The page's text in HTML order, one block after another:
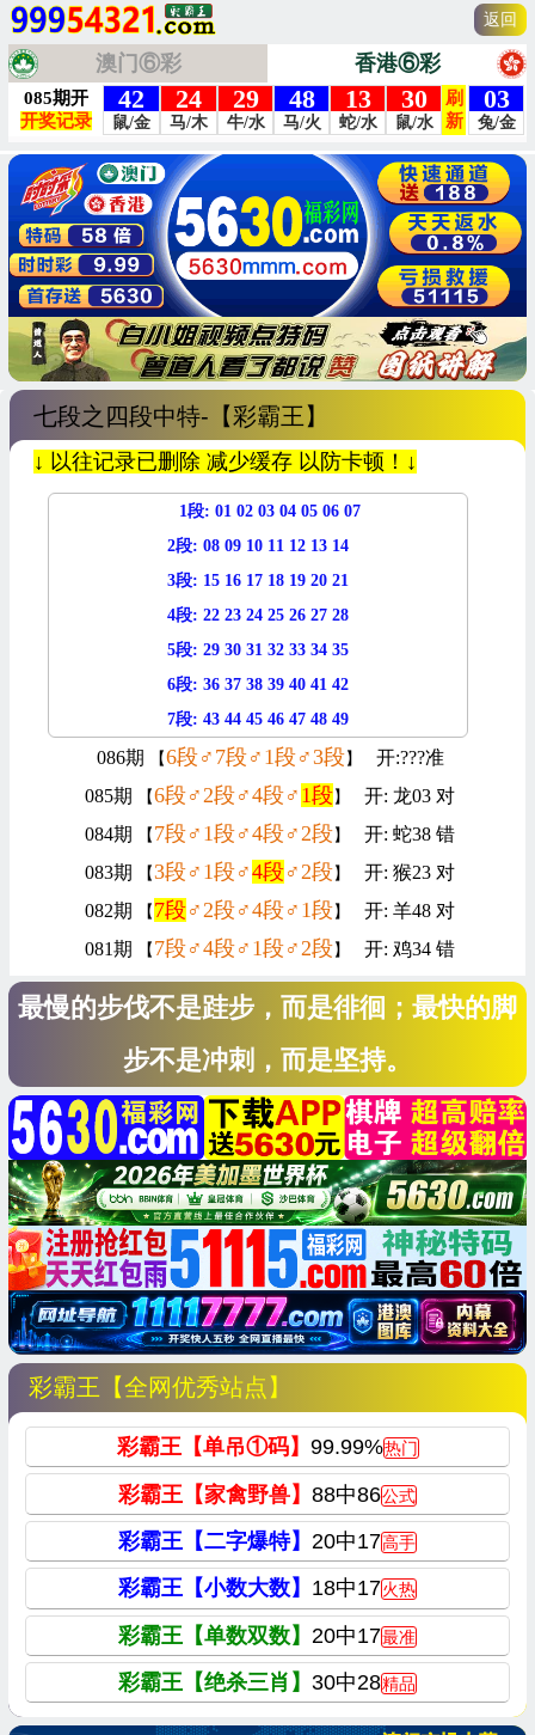
返回
澳门⑥彩 香港⑥彩